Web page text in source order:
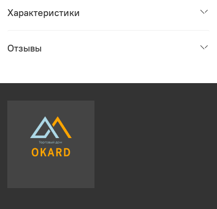
Характеристики
Отзывы